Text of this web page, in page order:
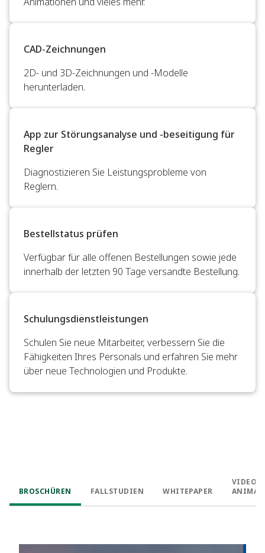
CAD-Zeichnungen
2D- und 3D-Zeichnungen und -Modelle
herunterladen.
App zur Störungsanalyse und -beseitigung für
Regler
Diagnostizieren Sie Leistungsprobleme von
Reglern.
Bestellstatus prüfen
Verfügbar für alle offenen Bestellungen sowie jede
innerhalb der letzten 90 Tage versandte Bestellung.
Schulungsdienstleistungen
Schulen Sie neue Mitarbeiter, verbessern Sie die
Fähigkeiten Ihres Personals und erfahren Sie mehr
über neue Technologien und Produkte.
BROSCHÜREN FALLSTUDIEN WHITEPAPER
VIDEOS